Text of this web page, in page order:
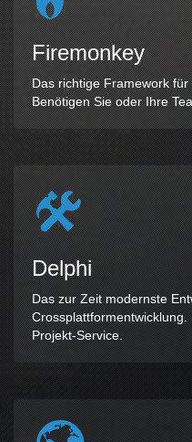
Firemonkey
Das richtige Framework
Benötigen Sie oder Ihre
Delphi
Das zur Zeit modernste
Projekt-Service.